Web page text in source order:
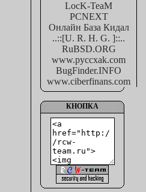
LocK-TeaM
PCNEXT
Онлайн База Кидал
..::[U. R. H. G. ]::..
RuBSD.ORG
www.pyccxak.com
BugFinder.INFO
www.ciberfinans.com
КНОПКА